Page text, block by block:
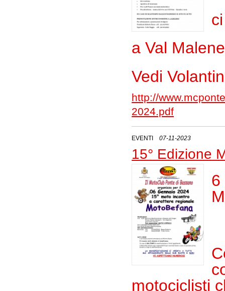
a Val
Vedi
http://
2024.pdf
EVENTI 07-11-2023
15° Edizione
6
motociclisti